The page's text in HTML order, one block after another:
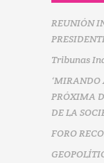
REUNIÓN
Tribunas
‘MIRANDO
PRÓXIMA
DE LA
FORO